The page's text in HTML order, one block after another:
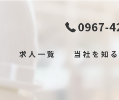
0967-
求人一覧 当社を知る